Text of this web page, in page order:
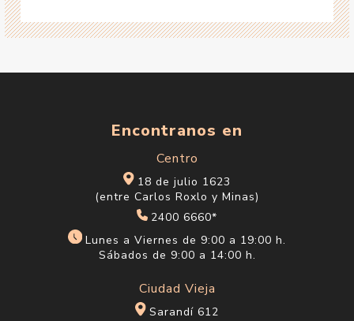
Encontranos en
Centro
18 de julio 1623
(entre Carlos Roxlo y Minas)
2400 6660*
Lunes a Viernes de 9:00 a 19:00 h.
Sábados de 9:00 a 14:00 h.
Ciudad Vieja
Sarandí 612